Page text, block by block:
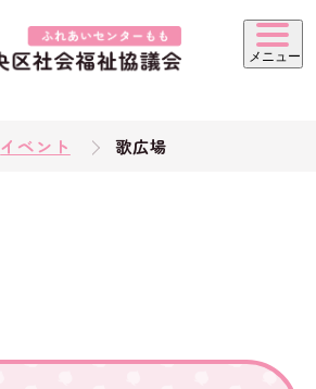
イベント 歌広場